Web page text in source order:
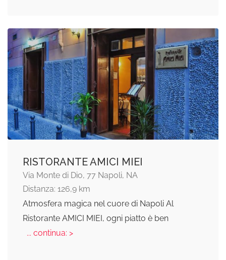
RISTORANTE AMICI MIEI
Via Monte di Dio, 77 Napoli, NA
Distanza: 126,9 km
Atmosfera magica nel cuore di Napoli Al
Ristorante AMICI MIEI, ogni piatto è ben
... continua: >